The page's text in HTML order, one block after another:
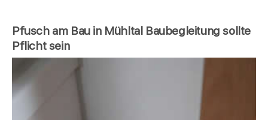
Pfusch am Bau in Mühltal Baubegleitung sollte
Pflicht sein